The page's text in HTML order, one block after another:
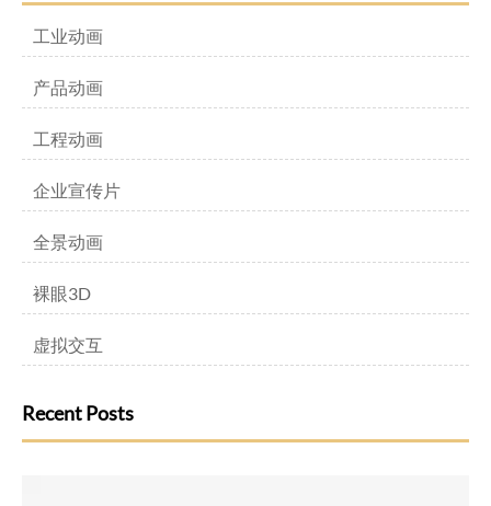
工业动画
产品动画
工程动画
企业宣传片
全景动画
裸眼3D
虚拟交互
Recent Posts